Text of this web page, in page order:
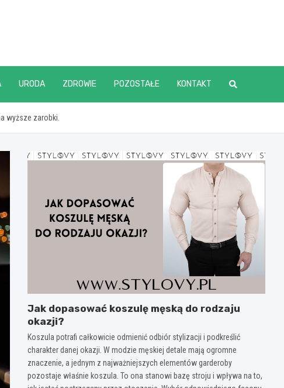
URODA ZDROWIE POZOSTAŁE KONTAKT
wyższe zarobki.
Jak dopasować koszulę męską do rodzaju
okazji?
Koszula potrafi całkowicie odmienić odbiór stylizacji i podkreślić
charakter danej okazji. W modzie męskiej detale mają ogromne
znaczenie, a jednym z najważniejszych elementów garderoby
pozostaje właśnie koszula. To ona stanowi bazę stroju i wpływa na to,